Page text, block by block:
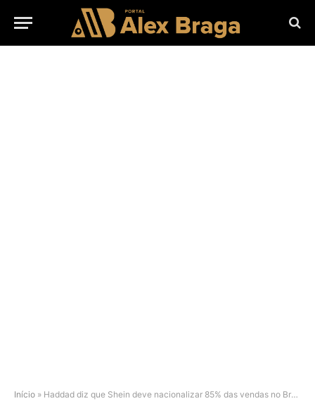
Início » Haddad diz que Shein deve nacionalizar 85% das vendas no Brasil